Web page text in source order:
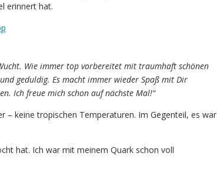
erinnert hat.
Wie immer top vorbereitet mit traumhaft schönen
geduldig. Es macht immer wieder Spaß mit Dir
Ich freue mich schon auf nächste Mal!“
– keine tropischen Temperaturen. Im Gegenteil, es war
hat. Ich war mit meinem Quark schon voll